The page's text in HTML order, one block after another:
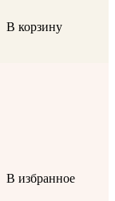
В корзину
В избранное